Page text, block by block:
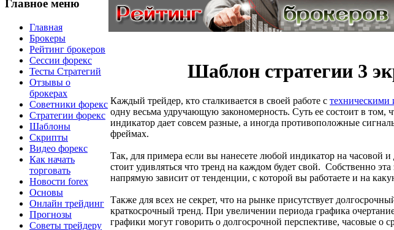
Главное меню
Главная
Брокеры
Рейтинг брокеров
Сессии форекс
Тесты Стратегий
Отзывы о
брокерах
Советники форекс
Стратегии форекс
Шаблоны
Скрипты
Видео форекс
Как начать
торговать
Новости forex
Основы
Онлайн трейдинг
Прогнозы
Советы трейдеру
Шаблон стратегии 3
Каждый трейдер, кто сталкивается в своей работе с техническими
одну весьма удручающую закономерность. Суть ее состоит в том,
индикатор дает совсем разные, а иногда противоположные
фреймах.
Так, для примера если вы нанесете любой индикатор на часовой
стоит удивляться что тренд на каждом будет свой. Собственно эта
напрямую зависит от тенденции, с которой вы работаете и на
Также для всех не секрет, что на рынке присутствует
краткосрочный тренд. При увеличении периода графика
графики могут говорить о долгосрочной перспективе, часовые о